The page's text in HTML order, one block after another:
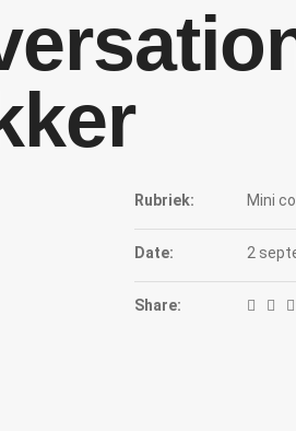
Rubriek: Mini
Date: 2
Share: